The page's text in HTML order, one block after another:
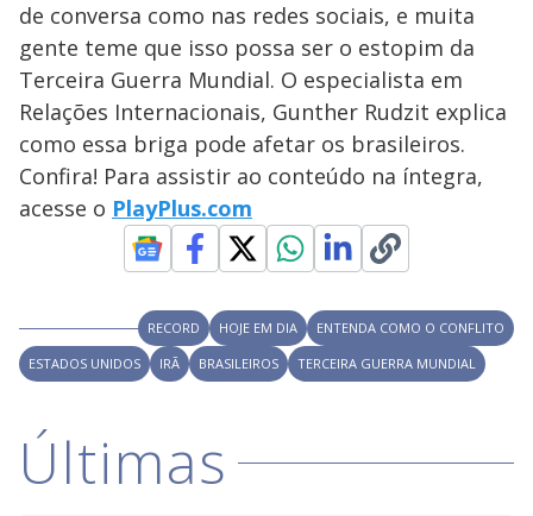
a
y
V
i
d
e
o
s o
s
u
d
o
de conversa como nas redes sociais, e muita
gente teme que isso possa ser o estopim da
Terceira Guerra Mundial. O especialista em
Relações Internacionais, Gunther Rudzit explica
como essa briga pode afetar os brasileiros.
Confira! Para assistir ao conteúdo na íntegra,
acesse o PlayPlus.com
RECORD HOJE EM DIA
ENTENDA COMO O CONFLITO
ESTADOS UNIDOS
IRÃ BRASILEIROS TERCEIRA GUERRA MUNDIAL
Últimas